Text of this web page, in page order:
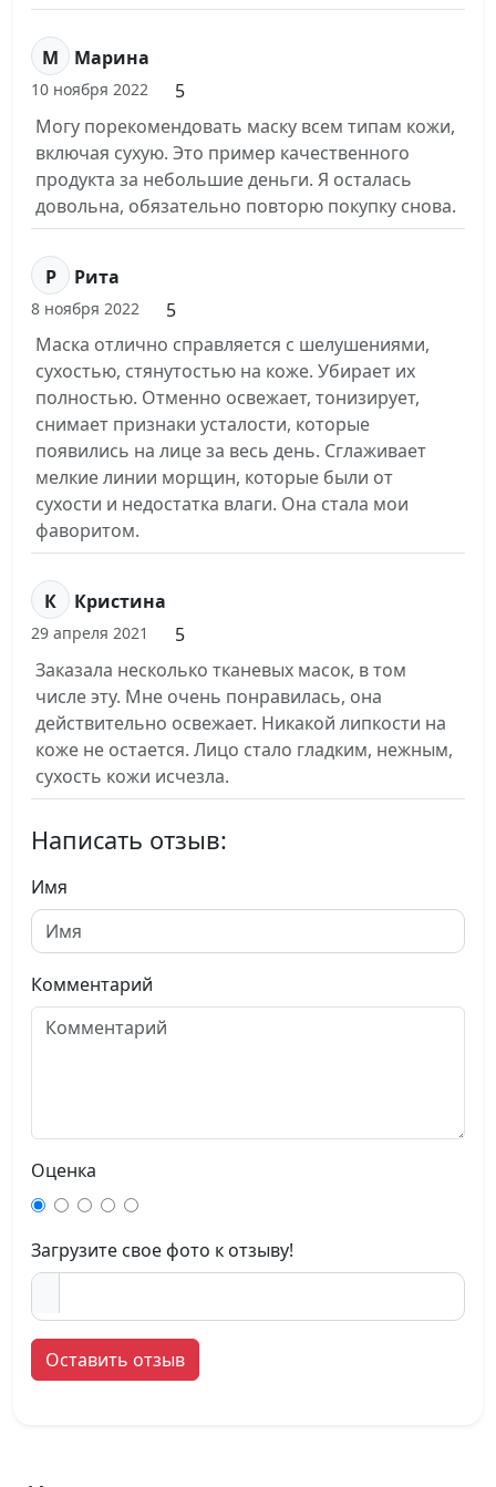
М Марина
10 ноября 2022
5
Могу порекомендовать маску всем типам кожи,
включая сухую. Это пример качественного
продукта за небольшие деньги. Я осталась
довольна, обязательно повторю покупку снова.
Р Рита
8 ноября 2022
5
Маска отлично справляется с шелушениями,
сухостью, стянутостью на коже. Убирает их
полностью. Отменно освежает, тонизирует,
снимает признаки усталости, которые
появились на лице за весь день. Сглаживает
мелкие линии морщин, которые были от
сухости и недостатка влаги. Она стала мои
фаворитом.
К Кристина
29 апреля 2021
5
Заказала несколько тканевых масок, в том
числе эту. Мне очень понравилась, она
действительно освежает. Никакой липкости на
коже не остается. Лицо стало гладким, нежным,
сухость кожи исчезла.
Написать отзыв:
Имя
Комментарий
Оценка
Загрузите свое фото к отзыву!
Оставить отзыв